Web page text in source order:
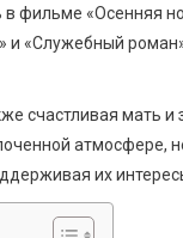
фильме «Осенняя
и «Служебный
счастливая мать
атмосфере,
их